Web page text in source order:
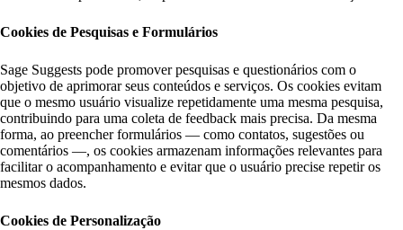
Cookies de Pesquisas e Formulários
Sage Suggests pode promover pesquisas e questionários com o
objetivo de aprimorar seus conteúdos e serviços. Os cookies evitam
que o mesmo usuário visualize repetidamente uma mesma pesquisa,
contribuindo para uma coleta de feedback mais precisa. Da mesma
forma, ao preencher formulários — como contatos, sugestões ou
comentários —, os cookies armazenam informações relevantes para
facilitar o acompanhamento e evitar que o usuário precise repetir os
mesmos dados.
Cookies de Personalização